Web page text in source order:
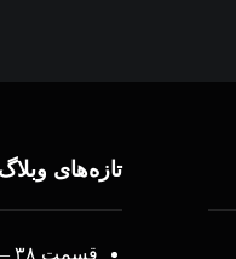
تازه‌های وبلاگ
قسمت ۳۸ – اتحاد(یه)!